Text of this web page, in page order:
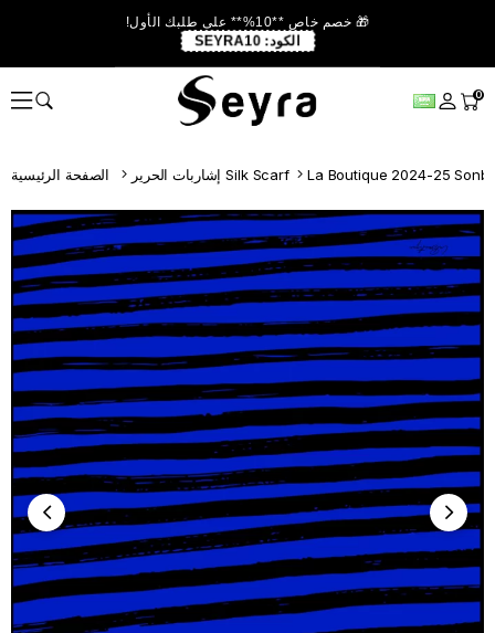
🎁 خصم خاص **10%** على طلبك الأول!
الكود: SEYRA10
0
إشاربات الحرير Silk Scarf La Boutique 2024-25